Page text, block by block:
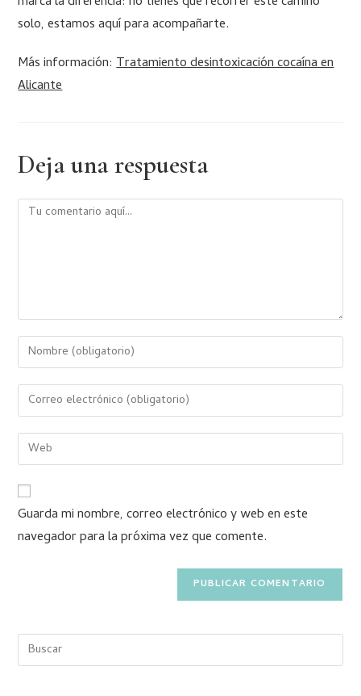
solo, estamos aquí para acompañarte.
Más información:Tratamiento desintoxicación cocaína en
Alicante
Deja una respuesta
Guarda mi nombre, correo electrónico y web en este
navegador para la próxima vez que comente.